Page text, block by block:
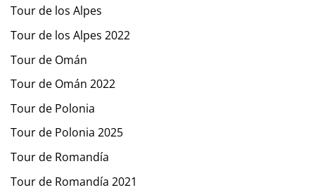
Tour de los Alpes
Tour de los Alpes 2022
Tour de Omán
Tour de Omán 2022
Tour de Polonia
Tour de Polonia 2025
Tour de Romandía
Tour de Romandía 2021